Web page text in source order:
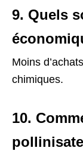
9. Quels
Moins
chimiques.
10.